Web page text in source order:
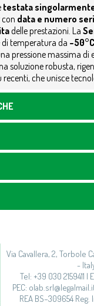
testata
data e numero
delle prestazioni. La
temperatura da
pressione massima di
soluzione robusta,
che unisce
Via Cavallera, 2, Torbole
-
Tel: +39 030 2159411
PEC:
REA BS–309654